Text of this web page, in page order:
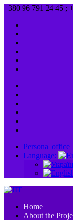
+380 96 791 24 45 ;
Personal office
Language:
Home
About the